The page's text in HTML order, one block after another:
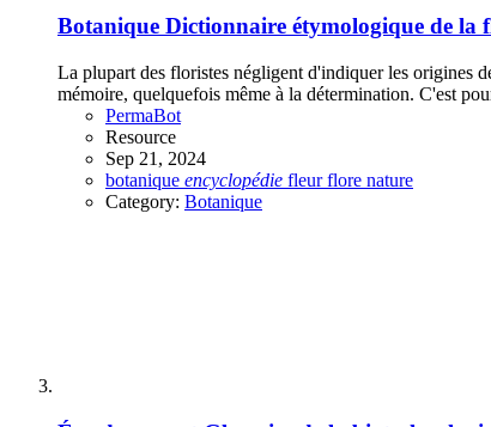
Botanique Dictionnaire étymologique de la
La plupart des floristes négligent d'indiquer les origines
mémoire, quelquefois même à la détermination. C'est
PermaBot
Resource
Sep 21, 2024
botanique encyclopédie fleurflore nature
Category: Botanique